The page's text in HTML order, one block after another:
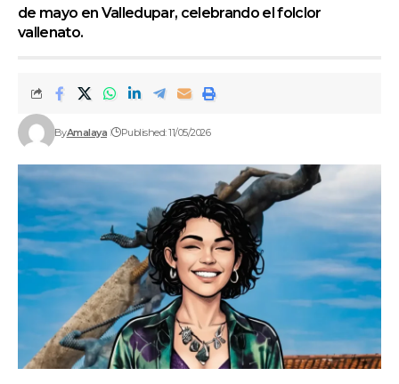
de mayo en Valledupar, celebrando el folclor
vallenato.
ByAmalaya Published: 11/05/2026